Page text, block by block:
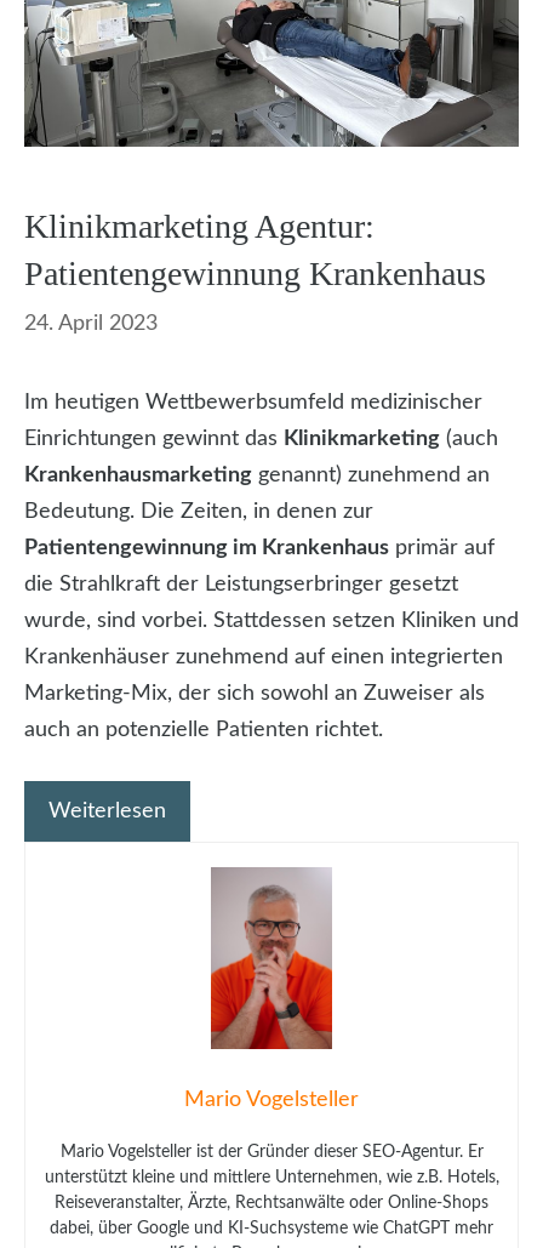
Klinikmarketing Agentur:
Patientengewinnung Krankenhaus
24. April 2023
Im heutigen Wettbewerbsumfeld medizinischer
Einrichtungen gewinnt das Klinikmarketing (auch
Krankenhausmarketing genannt) zunehmend an
Bedeutung. Die Zeiten, in denen zur
Patientengewinnung im Krankenhaus primär auf
die Strahlkraft der Leistungserbringer gesetzt
wurde, sind vorbei. Stattdessen setzen Kliniken und
Krankenhäuser zunehmend auf einen integrierten
Marketing-Mix, der sich sowohl an Zuweiser als
auch an potenzielle Patienten richtet.
Weiterlesen
Mario Vogelsteller
Mario Vogelsteller ist der Gründer dieser SEO-Agentur. Er
unterstützt kleine und mittlere Unternehmen, wie z.B. Hotels,
Reiseveranstalter, Ärzte, Rechtsanwälte oder Online-Shops
dabei, über Google und KI-Suchsysteme wie ChatGPT mehr